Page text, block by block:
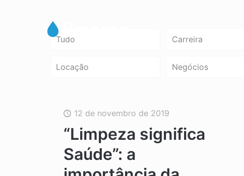
Tudo Carreira
Locação Negócios
12 de novembro de 2019
“Limpeza significa
Saúde”: a